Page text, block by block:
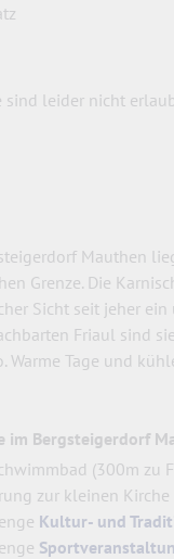
sind leider nicht
Mauthen
Grenze. Die
Sicht seit jeher
Friaul sind
Warme Tage und
im Bergsteigerdorf
(300m zu
zur kleinen
Kultur- und